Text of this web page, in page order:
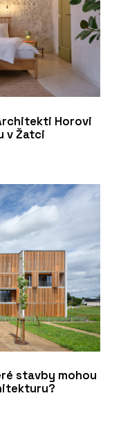
Horovi
v Žatci
stavby mohou